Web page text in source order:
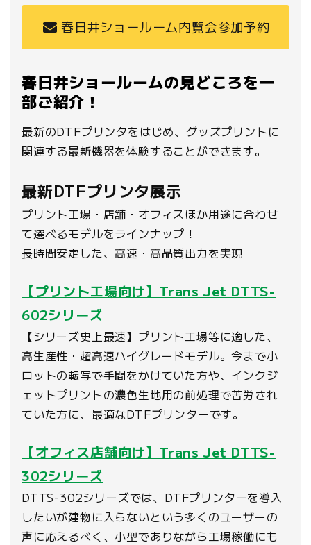
春日井ショールーム内覧会参加予約
春日井ショールームの見どころを一
部ご紹介！
最新のDTFプリンタをはじめ、グッズプリントに
関連する最新機器を体験することができます。
最新DTFプリンタ展示
プリント工場・店舗・オフィスほか用途に合わせ
て選べるモデルをラインナップ！
長時間安定した、高速・高品質出力を実現
【プリント工場向け】Trans Jet DTTS-
602シリーズ
【シリーズ史上最速】プリント工場等に適した、
高生産性・超高速ハイグレードモデル。今まで小
ロットの転写で手間をかけていた方や、インクジ
ェットプリントの濃色生地用の前処理で苦労され
ていた方に、最適なDTFプリンターです。
【オフィス店舗向け】Trans Jet DTTS-
302シリーズ
DTTS-302シリーズでは、DTFプリンターを導入
したいが建物に入らないという多くのユーザーの
声に応えるべく、小型でありながら工場稼働にも